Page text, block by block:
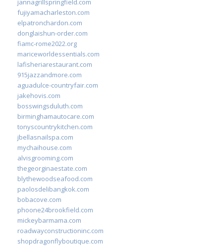
fujiyamacharleston.com
elpatronchardon.com
donglaishun-order.com
fiamc-rome2022.org
mariceworldessentials.com
lafisheriarestaurant.com
915jazzandmore.com
aguadulce-countryfair.com
jakehovis.com
bosswingsduluth.com
birminghamautocare.com
tonyscountrykitchen.com
jbellasnailspa.com
mychaihouse.com
alvisgrooming.com
thegeorginaestate.com
blythewoodseafood.com
paolosdelibangkok.com
bobacove.com
phoone24brookfield.com
mickeybarmama.com
roadwayconstructioninc.com
shopdragonflyboutique.com